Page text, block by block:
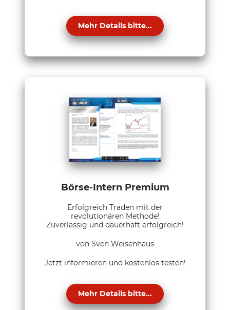
Mehr Details bitte...
Börse-Intern Premium
Erfolgreich Traden mit der
revolutionären Methode!
Zuverlässig und dauerhaft erfolgreich!
von Sven Weisenhaus
Jetzt informieren und kostenlos testen!
Mehr Details bitte...